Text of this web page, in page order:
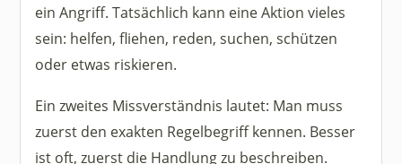
ein Angriff. Tatsächlich kann eine Aktion vieles
sein: helfen, fliehen, reden, suchen, schützen
oder etwas riskieren.
Ein zweites Missverständnis lautet: Man muss
zuerst den exakten Regelbegriff kennen. Besser
ist oft, zuerst die Handlung zu beschreiben.